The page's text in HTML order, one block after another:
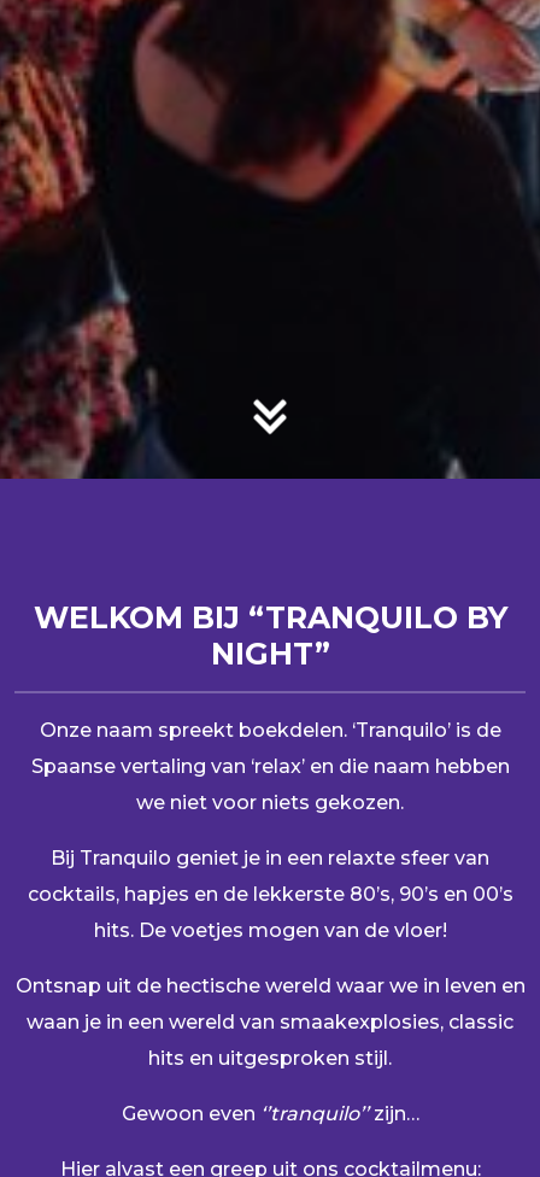
WELKOM BIJ “TRANQUILO BY
NIGHT”
Onze naam spreekt boekdelen. ‘Tranquilo’ is de
Spaanse vertaling van ‘relax’ en die naam hebben
we niet voor niets gekozen.
Bij Tranquilo geniet je in een relaxte sfeer van
cocktails, hapjes en de lekkerste 80’s, 90’s en 00’s
hits. De voetjes mogen van de vloer!
Ontsnap uit de hectische wereld waar we in leven en
waan je in een wereld van smaakexplosies, classic
hits en uitgesproken stijl.
Gewoon even ‘’tranquilo’’zijn…
Hier alvast een greep uit ons cocktailmenu: